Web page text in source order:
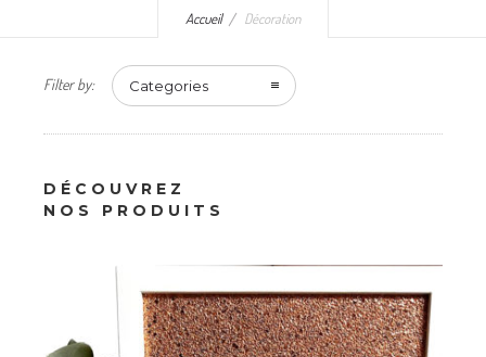
Accueil Décoration
Filter by: Categories
DÉCOUVREZ
NOS PRODUITSTableau Tête Renard